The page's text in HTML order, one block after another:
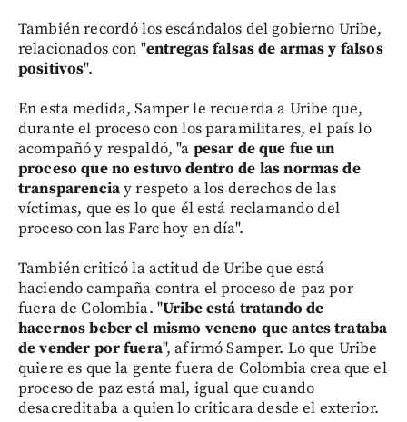
También recordó los escándalos del gobierno Uribe,
relacionados con "entregas falsas de armas y falsos
positivos".
En esta medida, Samper le recuerda a Uribe que,
durante el proceso con los paramilitares, el país lo
acompañó y respaldó, "a pesar de que fue un
proceso que no estuvo dentro de las normas de
transparenciay respeto a los derechos de las
víctimas, que es lo que él está reclamando del
proceso con las Farc hoy en día".
También criticó la actitud de Uribe que está
haciendo campaña contra el proceso de paz por
fuera de Colombia. "Uribe está tratando de
hacernos beber el mismo veneno que antes trataba
de vender por fuera", afirmó Samper. Lo que Uribe
quiere es que la gente fuera de Colombia crea que el
proceso de paz está mal, igual que cuando
desacreditaba a quien lo criticara desde el exterior.